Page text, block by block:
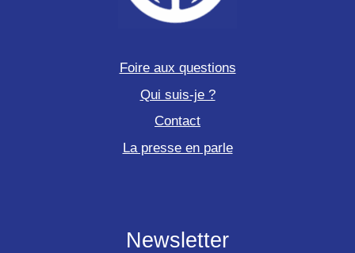
Foire aux questions
Qui suis-je ?
Contact
La presse en parle
Newsletter